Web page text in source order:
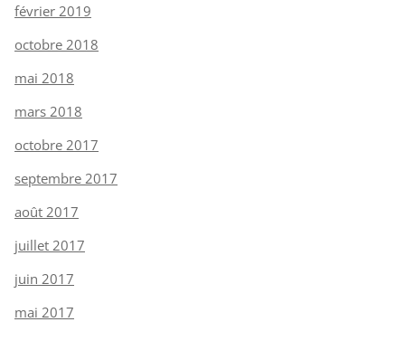
février 2019
octobre 2018
mai 2018
mars 2018
octobre 2017
septembre 2017
août 2017
juillet 2017
juin 2017
mai 2017